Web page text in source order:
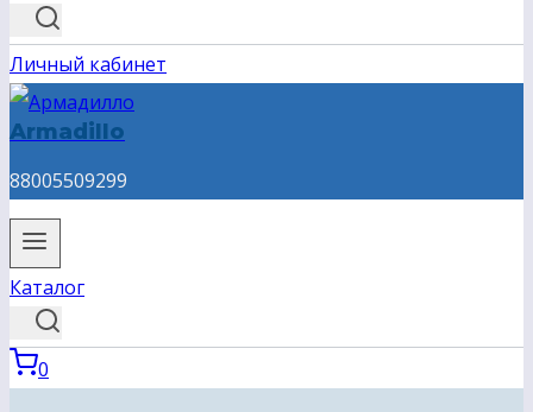
Личный кабинет
Armadillo
88005509299
Каталог
0